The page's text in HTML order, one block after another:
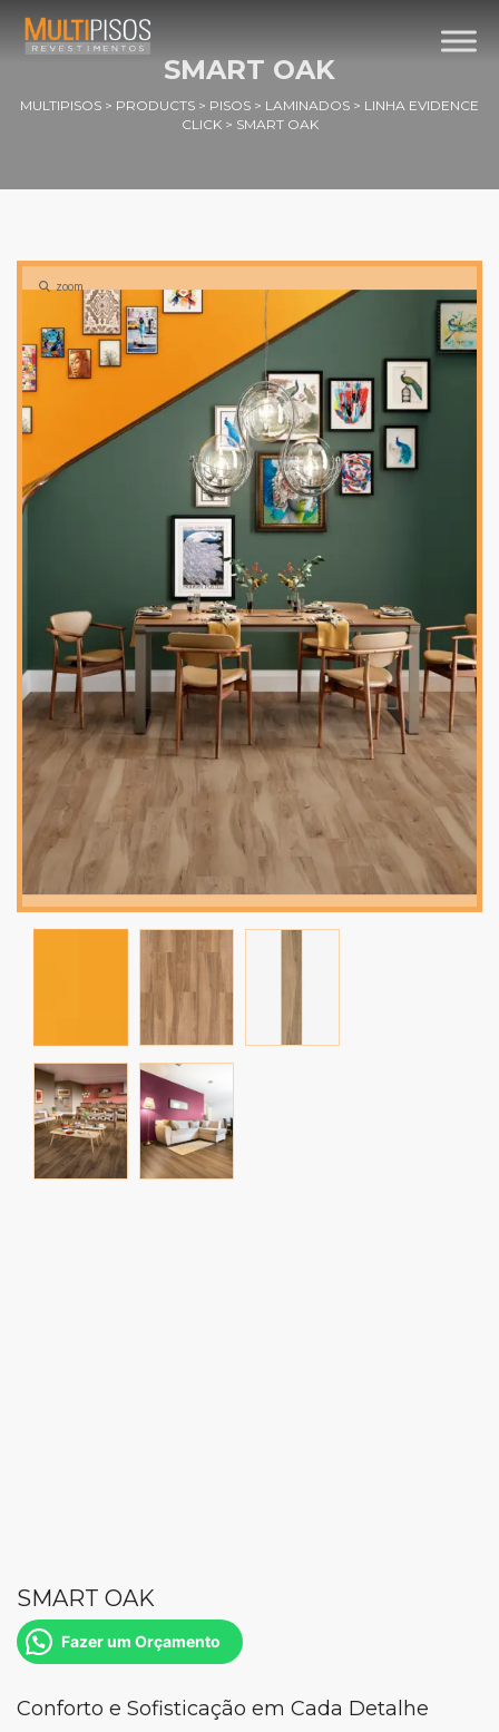
SMART OAK
MULTIPISOS > PRODUCTS > PISOS > LAMINADOS > LINHA EVIDENCE
CLICK> SMART OAK
zoom
SMART OAK
Fazer um Orçamento
Conforto e Sofisticação em Cada Detalhe